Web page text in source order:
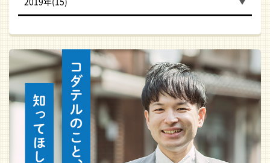
2019年(15)